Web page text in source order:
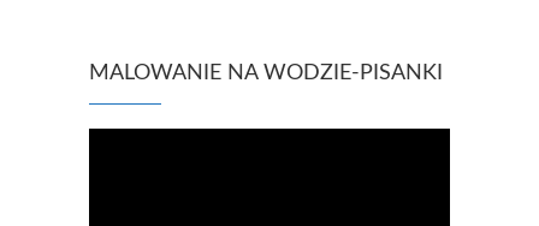
MALOWANIE NA WODZIE-PISANKI